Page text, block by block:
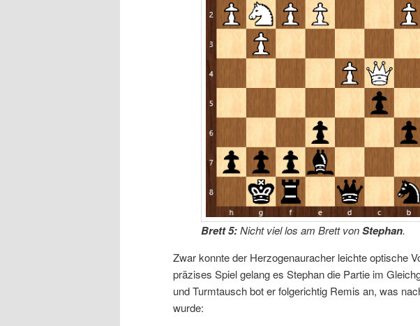
Brett 5:Nicht viel los am Brett vonStephan.
Zwar konnte der Herzogenauracher leichte optische
präzises Spiel gelang es Stephan die Partie im
und Turmtausch bot er folgerichtig Remis an, was
wurde: